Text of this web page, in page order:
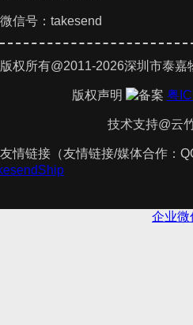
微信号：takesend
版权所有@2011-2026深圳市泰嘉
版权声明 粤
技术支持@云
友情链接（友情链接/媒体合作：
企业微